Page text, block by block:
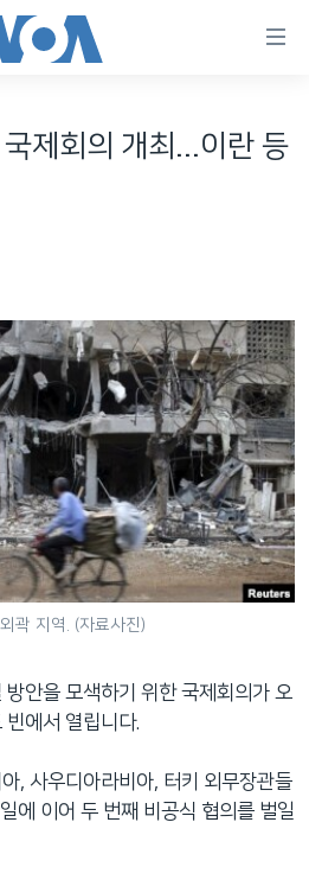
제회의 개최...이란 등
곽 지역. (자료사진)
안을 모색하기 위한 국제회의가 오
에서 열립니다.
, 사우디아라비아, 터키 외무장관들
에 이어 두 번째 비공식 협의를 벌일